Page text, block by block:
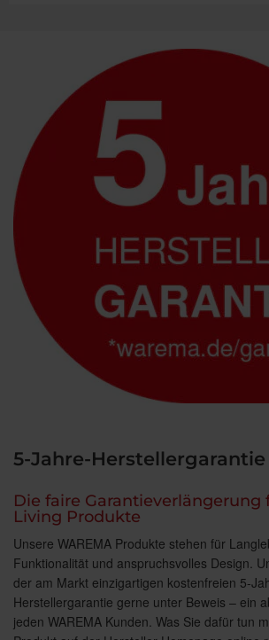
5-Jahre-Herstellergarantie
Die faire Garantieverlängerung
Living Produkte
Unsere WAREMA Produkte stehen für
Funktionalität und anspruchsvolles Design.
der am Markt einzigartigen kostenfreien 5-
Herstellergarantie gerne unter Beweis – ein
jeden WAREMA Kunden. Was Sie dafür tun